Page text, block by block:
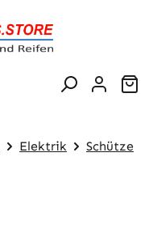
Elektrik
Schütze